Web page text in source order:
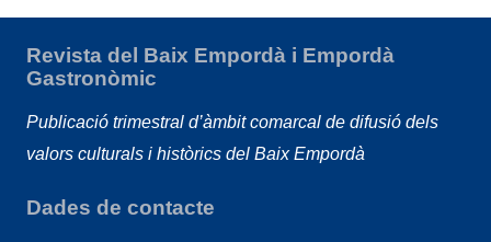
Revista del Baix Empordà i Empordà
Gastronòmic
Publicació trimestral d’àmbit comarcal de difusió dels
valors culturals i històrics del Baix Empordà
Dades de contacte